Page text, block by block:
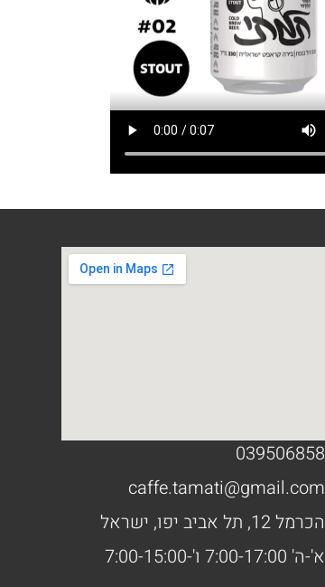
039506858
caffe.tamati@gmail.com
הכרמל 12, תל אביב יפו, ישראל
א'-ה' 7:00-17:00 ו'-7:00-15:00